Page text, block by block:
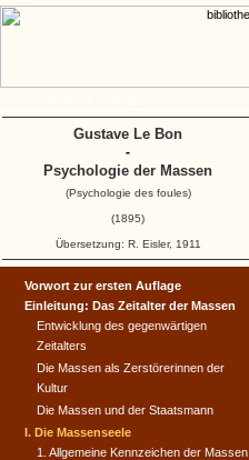
Vorwort zur ersten Auflage
Einleitung: Das Zeitalter der Massen
Entwicklung des gegenwärtigen
Zeitalters
Die Massen als Zerstörerinnen der
Kultur
Die Massen und der Staatsmann
I. Die Massenseele
1. Allgemeine Kennzeichen der Massen
Gustave Le Bon
-
Psychologie der Massen
(Psychologie des foules)
(1895)
Übersetzung: R. Eisler, 1911